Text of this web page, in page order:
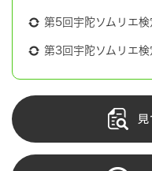
第5回宇陀ソムリエ検
第3回宇陀ソムリエ検